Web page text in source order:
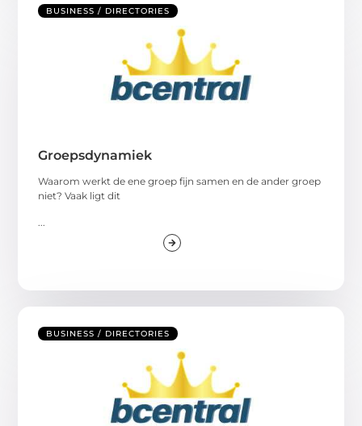
BUSINESS / DIRECTORIES
Groepsdynamiek
Waarom werkt de ene groep fijn samen en de ander groep
niet? Vaak ligt dit
BUSINESS / DIRECTORIES